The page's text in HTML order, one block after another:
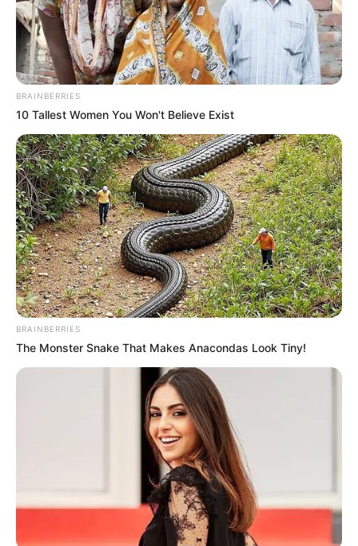
BRAINBERRIES
10 Tallest Women You Won't Believe Exist
BRAINBERRIES
The Monster Snake That Makes Anacondas Look Tiny!